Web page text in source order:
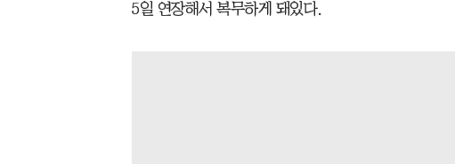
5일 연장해서 복무하게 돼있다.